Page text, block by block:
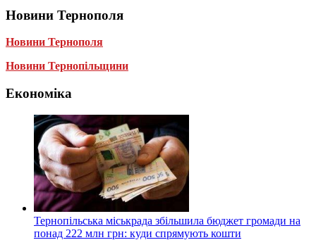
Новини Тернополя
Новини Тернополя
Новини Тернопільщини
Економіка
Тернопільська міськрада збільшила бюджет громади на
понад 222 млн грн: куди спрямують кошти